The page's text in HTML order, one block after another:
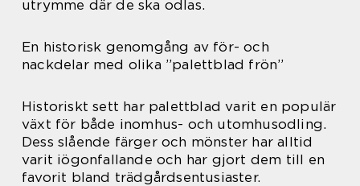
utrymme där de ska odlas.
En historisk genomgång av för- och
nackdelar med olika ”palettblad frön”
Historiskt sett har palettblad varit en populär
växt för både inomhus- och utomhusodling.
Dess slående färger och mönster har alltid
varit iögonfallande och har gjort dem till en
favorit bland trädgårdsentusiaster.